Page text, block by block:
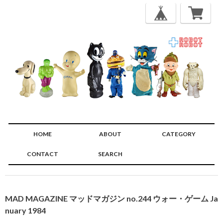
HOME ABOUT CATEGORY
CONTACT SEARCH
MAD MAGAZINE マッドマガジン no.244 ウォー・ゲーム Ja
nuary 1984